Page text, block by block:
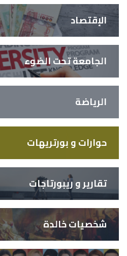
الإقتصاد
الجامعة تحت الضوء
الرياضة
حوارات و بورتريهات
تقارير و ريبورتاجات
شخصيات خالدة